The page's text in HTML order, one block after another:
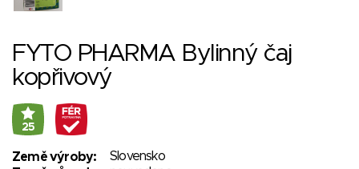
FYTO PHARMA Bylinný čaj
kopřivový
25
Země výroby:
Slovensko